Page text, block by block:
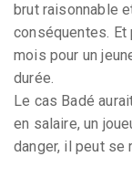
brut raisonnable
conséquentes. Et
mois pour un
durée.
Le cas Badé
en salaire, un
danger, il peut se